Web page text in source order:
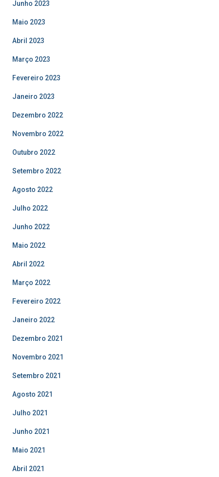
Junho 2023
Maio 2023
Abril 2023
Março 2023
Fevereiro 2023
Janeiro 2023
Dezembro 2022
Novembro 2022
Outubro 2022
Setembro 2022
Agosto 2022
Julho 2022
Junho 2022
Maio 2022
Abril 2022
Março 2022
Fevereiro 2022
Janeiro 2022
Dezembro 2021
Novembro 2021
Setembro 2021
Agosto 2021
Julho 2021
Junho 2021
Maio 2021
Abril 2021